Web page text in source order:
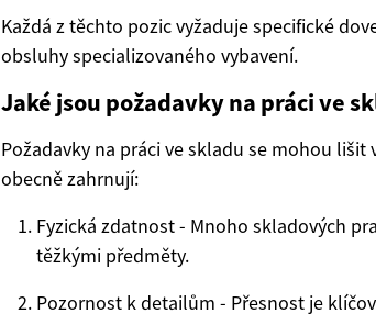
Každá z těchto pozic vyžaduje specifické
obsluhy specializovaného vybavení.
Jaké jsou požadavky na práci ve
Požadavky na práci ve skladu se mohou
obecně zahrnují:
Fyzická zdatnost - Mnoho skladových
těžkými předměty.
Pozornost k detailům - Přesnost je